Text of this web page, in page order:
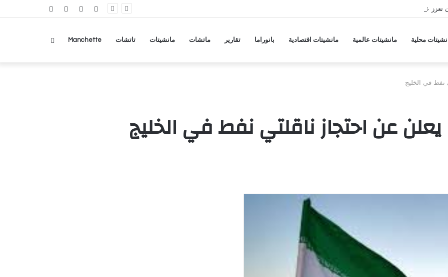
علاقاتها الأمنية عبر اتفاقية دفاع مقال تسجيل RSS
محلية مانشيتات عالمية مانشيتات اقتصادية بانوراما تقارير ماتشات مانشيتات تاتشات Manchette
نفط في الخليج
يعلن عن احتجاز ناقلتي نفط في الخليج